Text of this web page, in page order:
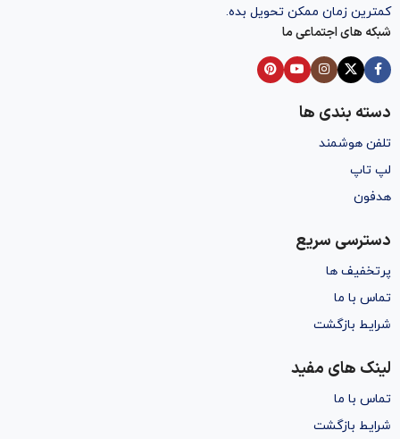
کمترین زمان ممکن تحویل بده.
شبکه های اجتماعی ما
دسته بندی ها
تلفن هوشمند
لپ تاپ
هدفون
دسترسی سریع
پرتخفیف ها
تماس با ما
شرایط بازگشت
لینک های مفید
تماس با ما
شرایط بازگشت